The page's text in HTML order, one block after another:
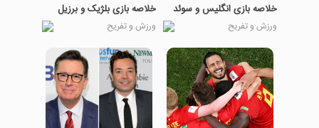
خلاصه بازی انگلیس و سوئد
ورزش و تفریح
خلاصه بازی بلژیک و برزیل
ورزش و تفریح